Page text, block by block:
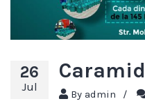
26
Jul
By admin /